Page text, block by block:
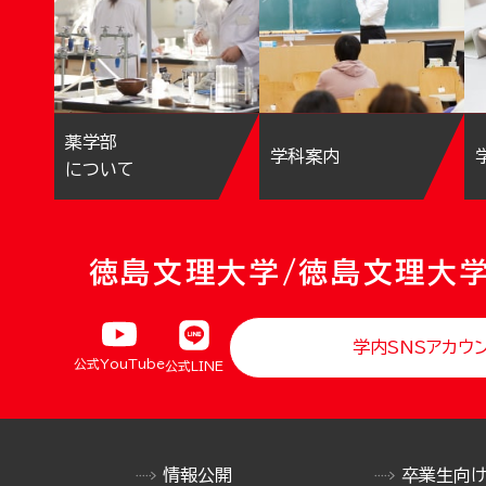
薬学部
について
学科案内
徳島文理大学/徳島文理大
公式YouTube公式LINE
学内SNSアカウ
情報公開 卒業生向